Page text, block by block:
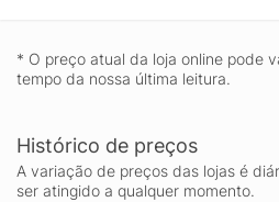
* O preço atual da loja online pode
tempo da nossa última leitura.
Histórico de preços
A variação de preços das lojas é
ser atingido a qualquer momento.